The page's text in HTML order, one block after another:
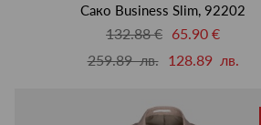
Сако Business Slim, 92202
132.88 € 65.90 €
259.89 лв.
128.89 лв.